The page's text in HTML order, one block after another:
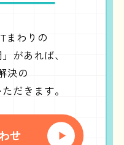
まわりの
があれば、
決の
だきます。
せ